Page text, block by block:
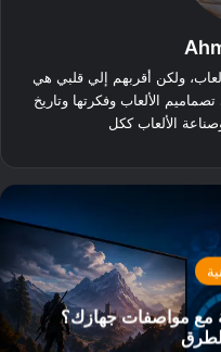
ولكن أقربهم إلي قلبي هي
الألعاب وفكرتها وتاريخ
الألعاب ككل
مع مواصفات جهازك؟